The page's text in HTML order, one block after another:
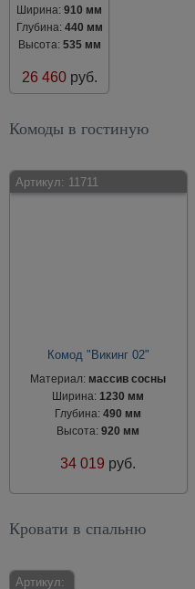
Ширина:910 мм
Глубина: 440 мм
Высота: 535 мм
26 460 руб.
Комоды в гостиную
Артикул: 11711
Комод "Викинг 02"
Материал: массив сосны
Ширина:1230 мм
Глубина:490 мм
Высота:920 мм
34 019 руб.
Кровати в спальню
Артикул: